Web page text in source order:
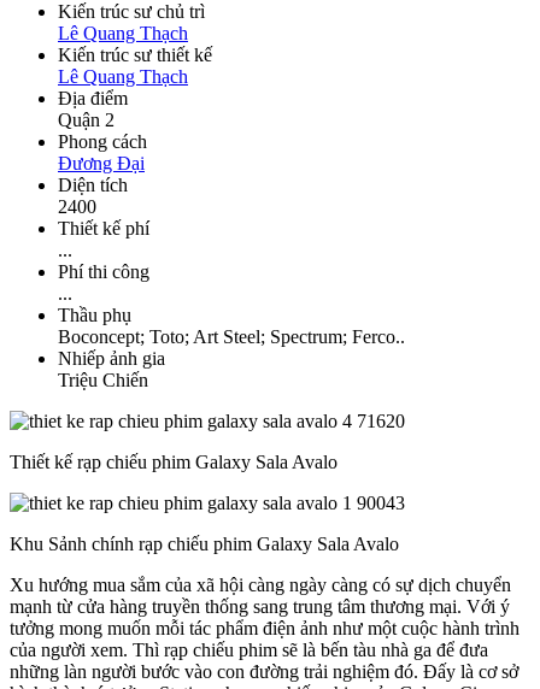
Kiến trúc sư chủ trì
Lê Quang Thạch
Kiến trúc sư thiết kế
Lê Quang Thạch
Địa điểm
Quận 2
Phong cách
Đương Đại
Diện tích
2400
Thiết kế phí
...
Phí thi công
...
Thầu phụ
Boconcept; Toto; Art Steel; Spectrum; Ferco..
Nhiếp ảnh gia
Triệu Chiến
Thiết kế rạp chiếu phim Galaxy Sala Avalo
Khu Sảnh chính rạp chiếu phim Galaxy Sala Avalo
Xu hướng mua sắm của xã hội càng ngày càng có sự dịch chuyển
mạnh từ cửa hàng truyền thống sang trung tâm thương mại. Với ý
tưởng mong muốn mỗi tác phẩm điện ảnh như một cuộc hành trình
của người xem. Thì rạp chiếu phim sẽ là bến tàu nhà ga để đưa
những làn người bước vào con đường trải nghiệm đó. Đấy là cơ sở